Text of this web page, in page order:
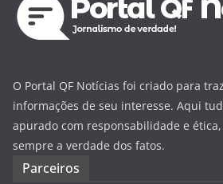
O Portal QF Notícias foi criado para
informações de seu interesse. Aqui
apurado com responsabilidade e
sempre a verdade dos fatos.
Parceiros